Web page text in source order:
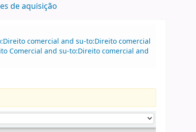
de aquisição
comercial and su-to:Direito comercial
Comercial and su-to:Direito comercial and